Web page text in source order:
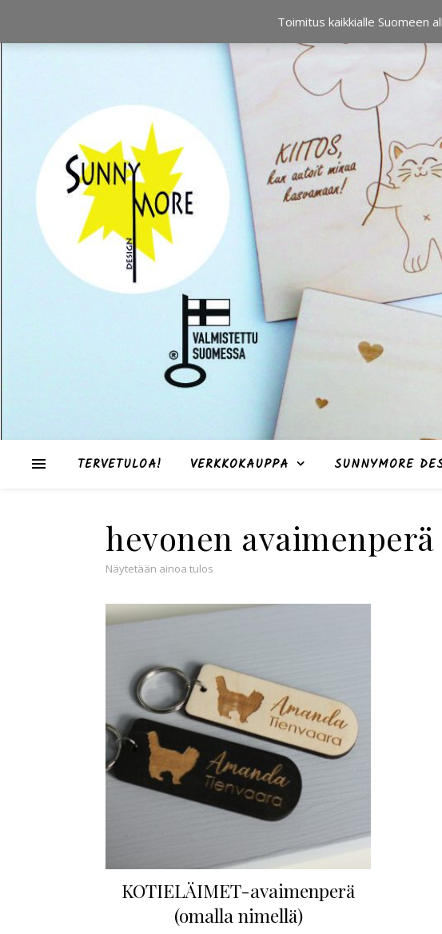
TERVETULOA! VERKKOKAUPPA SUNNYMORE
hevonen avaimenperä
Näytetään ainoa tulos
KOTIELÄIMET-avaimenperä
(omalla nimellä)
Toimitus kaikkialle Suomeen